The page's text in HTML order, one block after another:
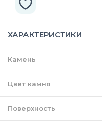
ХАРАКТЕРИСТИКИ
Камень
Цвет камня
Поверхность